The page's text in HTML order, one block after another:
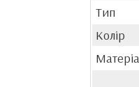
Тип
Колір